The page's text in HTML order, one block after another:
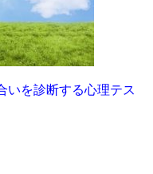
いを診断する心理テス